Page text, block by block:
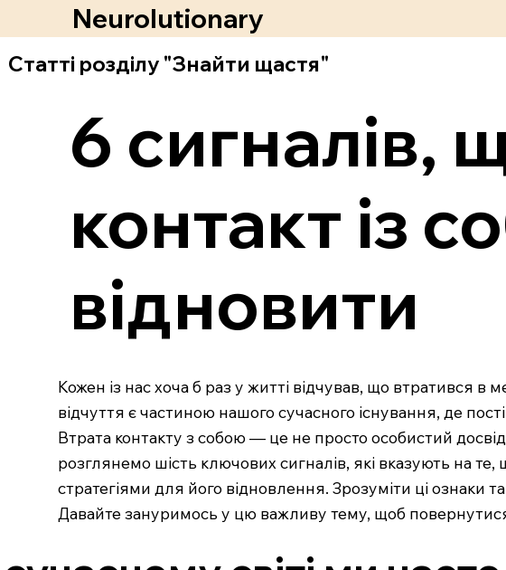
Neurolutionary
Статті розділу "Знайти щастя"
6 сигналів,
контакт із
відновити
Кожен із нас хоча б раз у житті відчував, що втратився
відчуття є частиною нашого сучасного існування, де
Втрата контакту з собою — це не просто особистий
розглянемо шість ключових сигналів, які вказують на
стратегіями для його відновлення. Зрозуміти ці
Давайте зануримось у цю важливу тему, щоб